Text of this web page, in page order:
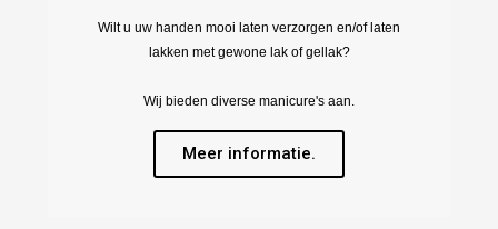
Wilt u uw handen mooi laten verzorgen en/of laten
lakken met gewone lak of gellak?
Wij bieden diverse manicure's aan.
Meer informatie.